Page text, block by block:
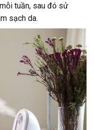
tuần, sau đó sử
sạch da.